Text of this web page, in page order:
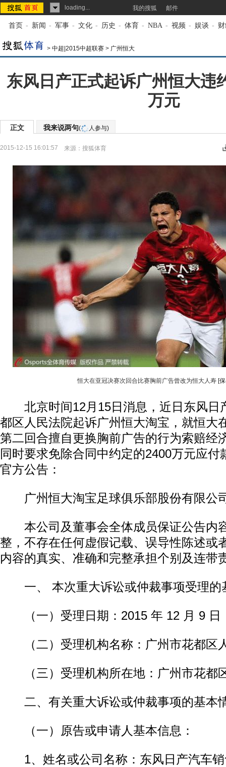
loading... 我的搜狐 邮件
首页 - 新闻 - 军事 - 文化 - 历史 - 体育 - NBA - 视频 - 娱谈 -
> 中超|2015中超联赛 > 广州恒大
东风日产正式起诉广州恒大违
万元
正文 我来说两句( 人参与)
2015-12-15 16:01:57 来源： 搜狐体育
恒大在亚冠决赛次回合比赛胸前广告曾改为恒大人寿 [
北京时间12月15日消息，近日东风日
都区人民法院起诉广州恒大淘宝，就恒大
第二回合擅自更换胸前广告的行为索赔经
同时要求免除合同中约定的2400万元应付
官方公告：
广州恒大淘宝足球俱乐部股份有限公
本公司及董事会全体成员保证公告内
整，不存在任何虚假记载、误导性陈述或
内容的真实、准确和完整承担个别及连带
一、 本次重大诉讼或仲裁事项受理的
（一）受理日期：2015 年 12 月 9 日
（二）受理机构名称：广州市花都区
（三）受理机构所在地：广州市花都
二、有关重大诉讼或仲裁事项的基本
（一）原告或申请人基本信息：
1、姓名或公司名称：东风日产汽车销